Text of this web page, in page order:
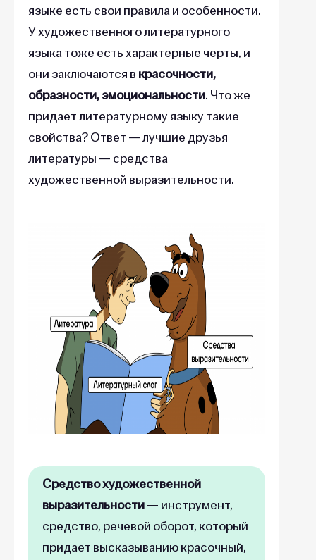
языке есть свои правила и особенности.
У художественного литературного
языка тоже есть характерные черты, и
они заключаются в красочности,
образности, эмоциональности. Что же
придает литературному языку такие
свойства? Ответ — лучшие друзья
литературы — средства
художественной выразительности.
Средство художественной
выразительности— инструмент,
средство, речевой оборот, который
придает высказыванию красочный,